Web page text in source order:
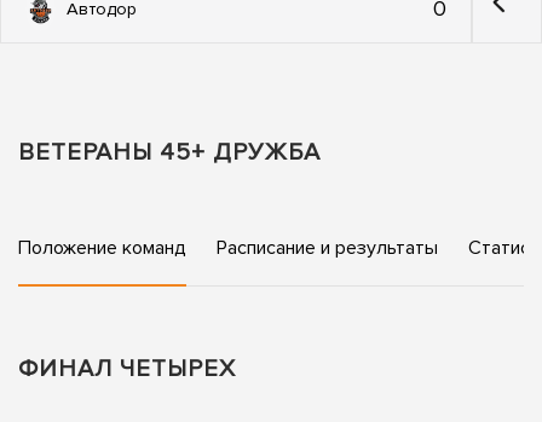
Автодор 0
ВЕТЕРАНЫ 45+ ДРУЖБА
Положение команд Расписание и результаты
ФИНАЛ ЧЕТЫРЕХ